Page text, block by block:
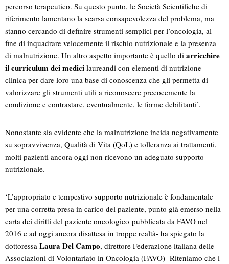
percorso terapeutico. Su questo punto, le Società Scientifiche di
riferimento lamentano la scarsa consapevolezza del problema, ma
stanno cercando di definire strumenti semplici per l’oncologia, al
fine di inquadrare velocemente il rischio nutrizionale e la presenza
di malnutrizione. Un altro aspetto importante è quello di arricchire
il curriculum dei medici laureandi con elementi di nutrizione
clinica per dare loro una base di conoscenza che gli permetta di
valorizzare gli strumenti utili a riconoscere precocemente la
condizione e contrastare, eventualmente, le forme debilitanti’.
Nonostante sia evidente che la malnutrizione incida negativamente
su sopravvivenza, Qualità di Vita (QoL) e tolleranza ai trattamenti,
molti pazienti ancora oggi non ricevono un adeguato supporto
nutrizionale.
‘L’appropriato e tempestivo supporto nutrizionale è fondamentale
per una corretta presa in carico del paziente, punto già emerso nella
carta dei diritti del paziente oncologico pubblicata da FAVO nel
2016 e ad oggi ancora disattesa in troppe realtà- ha spiegato la
dottoressa Laura Del Campo, direttore Federazione italiana delle
Associazioni di Volontariato in Oncologia (FAVO)- Riteniamo che i